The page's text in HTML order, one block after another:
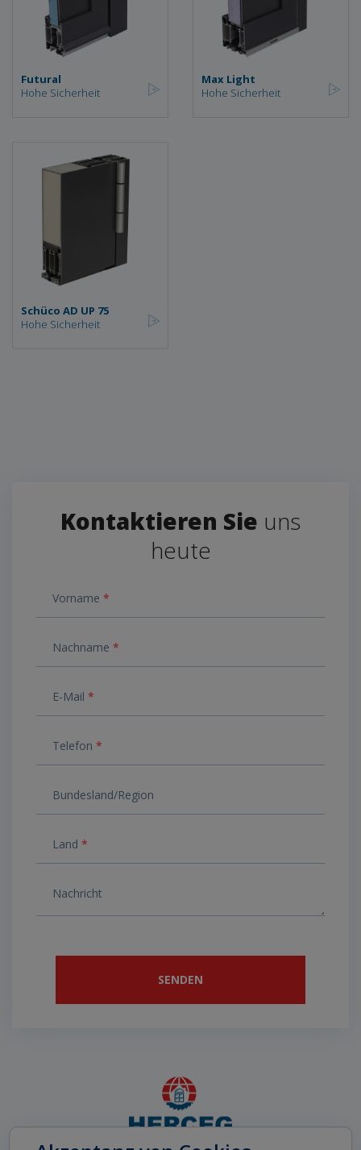
Futural
Hohe Sicherheit
Max Light
Hohe Sicherheit
Schüco AD UP 75
Hohe Sicherheit
Kontaktieren Sie uns
heute
Vorname *
Nachname *
E-Mail *
Telefon *
Bundesland/Region
Land *
Nachricht
SENDEN